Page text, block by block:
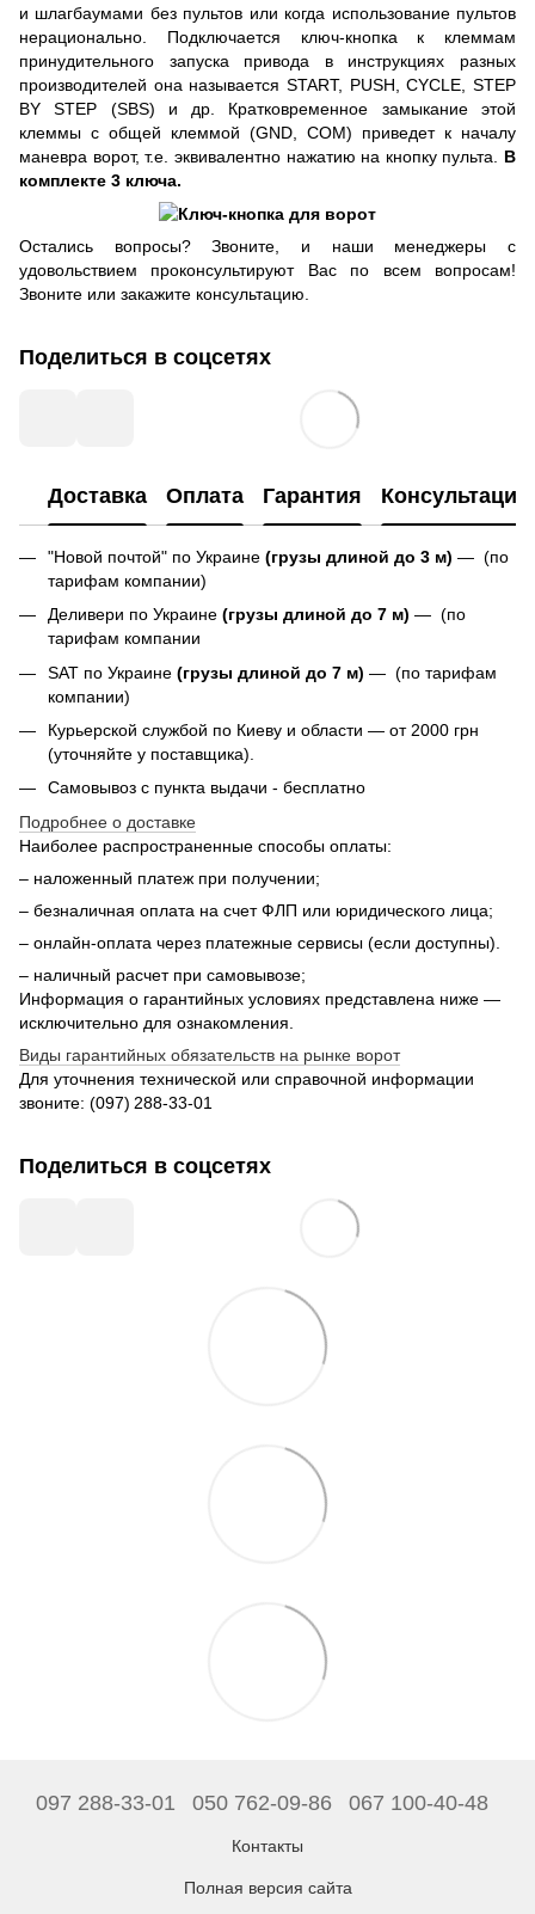
и шлагбаумами без пультов или когда использование пультов
нерационально. Подключается ключ-кнопка к клеммам
принудительного запуска привода в инструкциях разных
производителей она называется START, PUSH, CYCLE, STEP
BY STEP (SBS) и др. Кратковременное замыкание этой
клеммы с общей клеммой (GND, COM) приведет к началу
маневра ворот, т.е. эквивалентно нажатию на кнопку пульта. В
комплекте 3 ключа.
Остались вопросы? Звоните, и наши менеджеры с
удовольствием проконсультируют Вас по всем вопросам!
Звоните или закажите консультацию.
Поделиться в соцсетях
Доставка Оплата Гарантия Консультация
"Новой почтой" по Украине (грузы длиной до 3 м) — (по
тарифам компании)
Деливери по Украине (грузы длиной до 7 м) — (по
тарифам компании
SAT по Украине (грузы длиной до 7 м) — (по тарифам
компании)
Курьерской службой по Киеву и области — от 2000 грн
(уточняйте у поставщика).
Самовывоз с пункта выдачи - бесплатно
Подробнее о доставке
Наиболее распространенные способы оплаты:
– наложенный платеж при получении;
– безналичная оплата на счет ФЛП или юридического лица;
– онлайн-оплата через платежные сервисы (если доступны).
– наличный расчет при самовывозе;
Информация о гарантийных условиях представлена ниже —
исключительно для ознакомления.
Виды гарантийных обязательств на рынке ворот
Для уточнения технической или справочной информации
звоните: (097) 288‑33‑01
Поделиться в соцсетях
097 288-33-01 050 762-09-86 067 100-40-48
Контакты
Полная версия сайта